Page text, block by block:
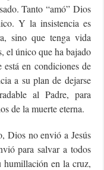
Tanto “amó” Dios
Y la insistencia es
sino que tenga vida
el único que ha bajado
en condiciones de
a su plan de dejarse
al Padre, para
de la muerte eterna.
Dios no envió a Jesús
para salvar a todos
humillación en la cruz,